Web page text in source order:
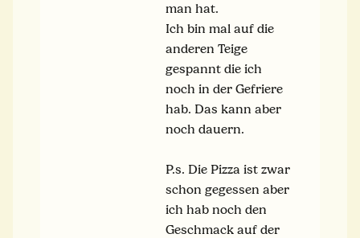
man hat.
Ich bin mal auf die
anderen Teige
gespannt die ich
noch in der Gefriere
hab. Das kann aber
noch dauern.
P.s. Die Pizza ist zwar
schon gegessen aber
ich hab noch den
Geschmack auf der